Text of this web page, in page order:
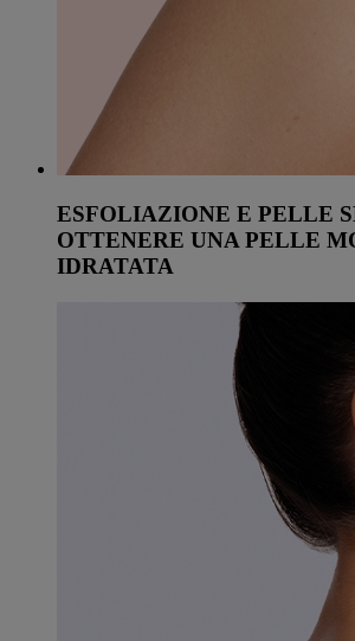
ESFOLIAZIONE E PELLE
OTTENERE UNA PELLE
IDRATATA